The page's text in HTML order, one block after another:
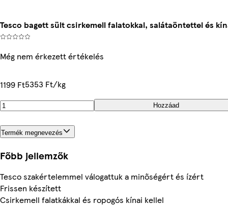
Tesco bagett sült csirkemell falatokkal, salátaöntettel és
Még nem érkezett értékelés
1199 Ft5353 Ft/kg
Hozzáad
Termék megnevezés
Főbb jellemzők
Tesco szakértelemmel válogattuk a minőségért és ízért
Frissen készített
Csirkemell falatkákkal és ropogós kínai kellel